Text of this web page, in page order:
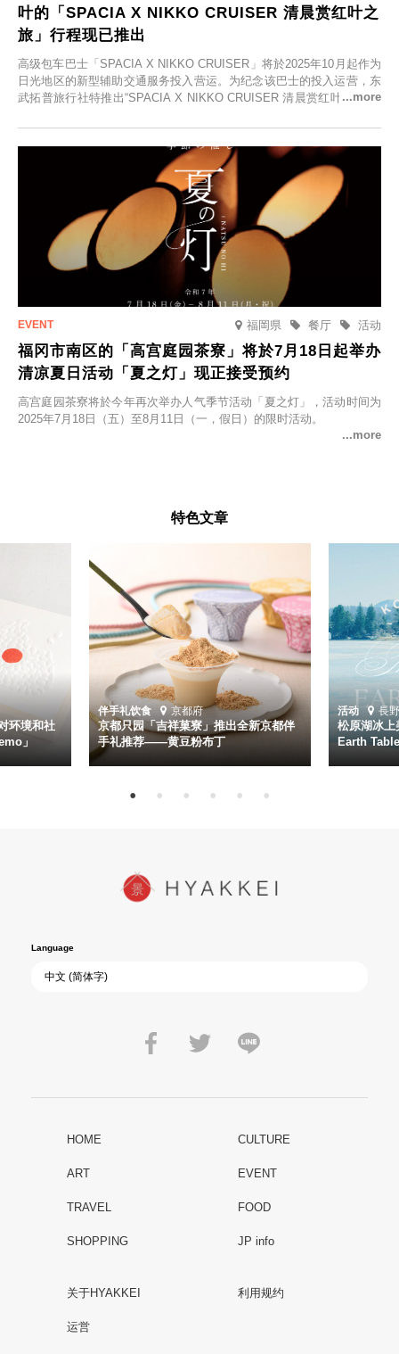
叶的「SPACIA X NIKKO CRUISER 清晨赏红叶之
旅」行程现已推出
高级包车巴士「SPACIA X NIKKO CRUISER」将於2025年10月起作为
日光地区的新型辅助交通服务投入营运。为纪念该巴士的投入运营，东
武拓普旅行社特推出“SPACIA X NIKKO CRUISER 清晨赏红叶之旅”，
福岡県 活动
餐厅
福冈市南区的「高宫庭园茶寮」将於7月18日起举办
清凉夏日活动「夏之灯」现正接受预约
高宫庭园茶寮将於今年再次举办人气季节活动「夏之灯」，活动时间为
2025年7月18日（五）至8月11日（一，假日）的限时活动。
特色文章
环境和社
」
伴手礼饮食 京都府
京都只园「吉祥菓寮」推出全新京都伴
手礼推荐——黄豆粉布丁
活动 長
松原湖冰
Earth
Language
HOME CULTURE
ART EVENT
TRAVEL FOOD
SHOPPING JP info
关于HYAKKEI 利用规约
运営